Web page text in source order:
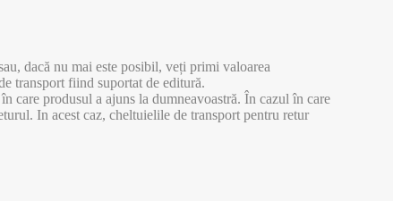
dacă nu mai este posibil, veți primi valoarea
transport fiind suportat de editură.
care produsul a ajuns la dumneavoastră. În cazul în care
In acest caz, cheltuielile de transport pentru retur